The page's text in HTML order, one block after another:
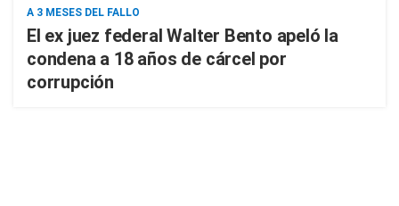
A 3 MESES DEL FALLO
El ex juez federal Walter Bento apeló la
condena a 18 años de cárcel por
corrupción